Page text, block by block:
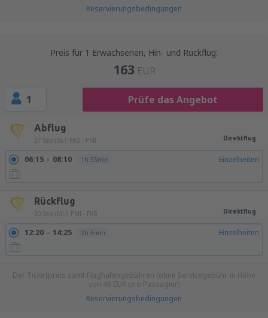
Reservierungsbedingungen
Preis für 1 Erwachsenen, Hin- und Rückflug:
163 EUR
1 Prüfe das Angebot
Abflug
27 Sep (So.) FKB - PMI Direktflug
06:15 08:10 1h 55min Einzelheiten
Rückflug
30 Sep (Mi.) PMI - FKB Direktflug
12:20 14:25 2h 5min Einzelheiten
Der Ticketpreis samt Flughafengebühren (ohne Servicegebühr in Höhe
von 46 EUR pro Passagier)
Reservierungsbedingungen